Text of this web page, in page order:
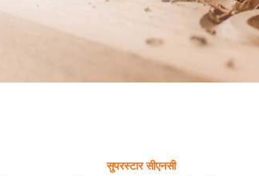
सुपरस्टार सीएनसी